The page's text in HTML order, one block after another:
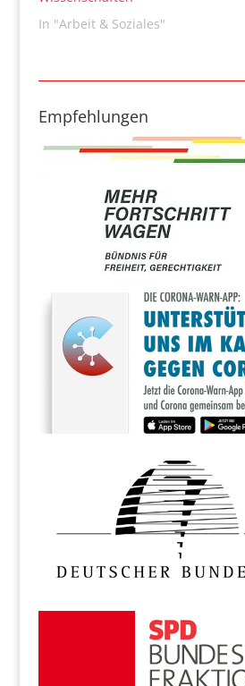
In "Arbeit & Soziales"
Empfehlungen